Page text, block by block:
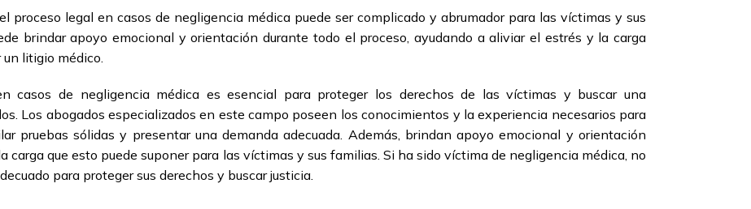
proceso legal en casos de negligencia médica puede ser complicado y abrumador para las víctimas y sus
brindar apoyo emocional y orientación durante todo el proceso, ayudando a aliviar el estrés y la carga
litigio médico.
casos de negligencia médica es esencial para proteger los derechos de las víctimas y buscar una
Los abogados especializados en este campo poseen los conocimientos y la experiencia necesarios para
pruebas sólidas y presentar una demanda adecuada. Además, brindan apoyo emocional y orientación
carga que esto puede suponer para las víctimas y sus familias. Si ha sido víctima de negligencia médica, no
para proteger sus derechos y buscar justicia.